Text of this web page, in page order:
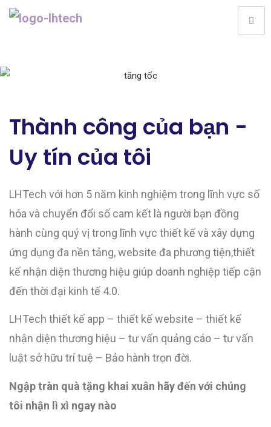
Thành công của bạn -
Uy tín của tôi
LHTech với hơn 5 năm kinh nghiệm trong lĩnh vực số
hóa và chuyển đổi số cam kết là người bạn đồng
hành cùng quý vị trong lĩnh vực thiết kế và xây dựng
ứng dụng đa nền tảng, website đa phương tiện,thiết
kế nhận diện thương hiệu giúp doanh nghiệp tiếp cận
đến thời đại kinh tế 4.0.
LHTech thiết kế app – thiết kế website – thiết kế
nhận diện thương hiệu – tư vấn quảng cáo – tư vấn
luật sở hữu trí tuệ – Bảo hành trọn đời.
Ngập tràn quà tặng khai xuân hãy đến với chúng
tôi nhận lì xì ngay nào